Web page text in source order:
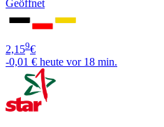
Geöffnet
2,159€
-0,01 € heute vor 18 min.